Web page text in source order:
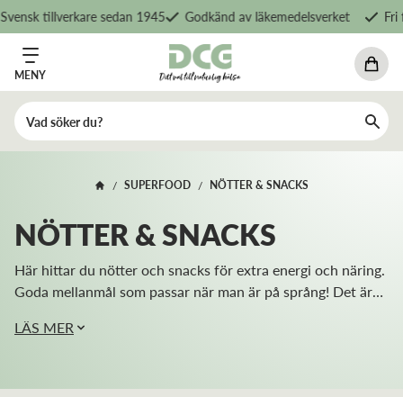
tillverkare sedan 1945 Godkänd av läkemedelsverket Fri frakt
MENY
/ SUPERFOOD / NÖTTER & SNACKS
NÖTTER & SNACKS
Här hittar du nötter och snacks för extra energi och näring.
Goda mellanmål som passar när man är på språng! Det är
de...
LÄS MER